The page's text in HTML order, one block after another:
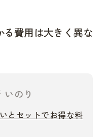
費用は大きく異な
のり
とセットでお得な料